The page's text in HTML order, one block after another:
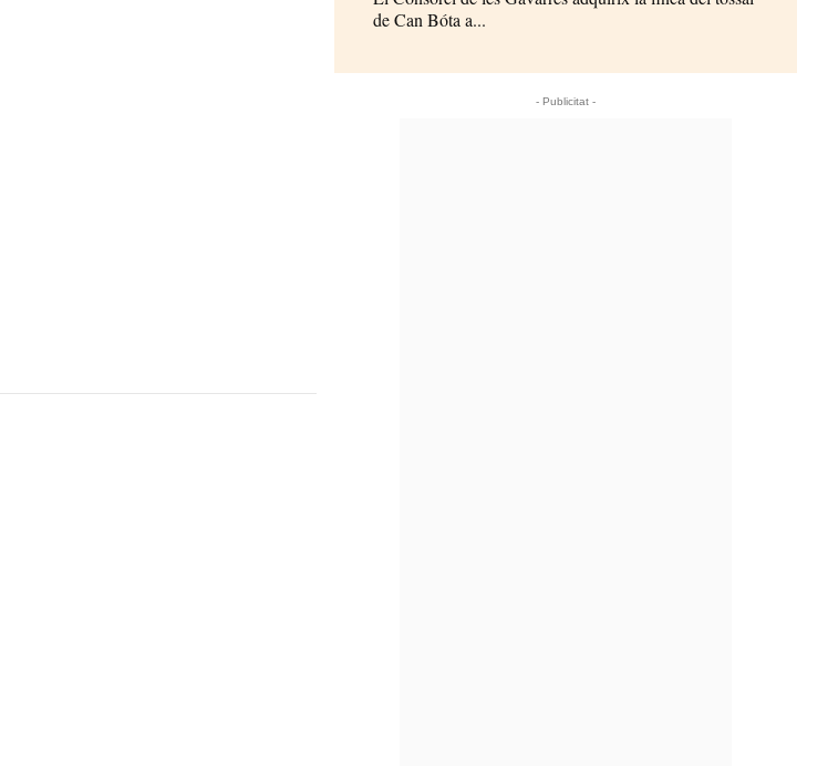
de Can Bóta a...
- Publicitat -